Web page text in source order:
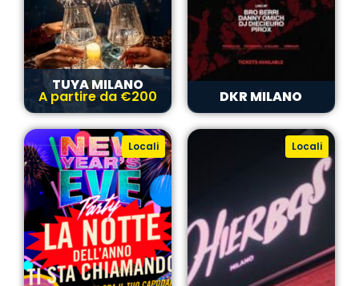
TUYA MILANO
A partire da €200 DKR MILANO
Locali Locali